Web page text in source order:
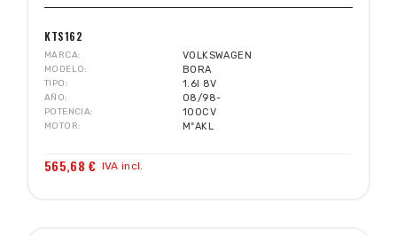
KTS162
MARCA VOLKSWAGEN
MODELO BORA
TIPO 1.6I 8V
AÑO 08/98-
POTENCIA 100CV
MOTOR MºAKL
565,68 € IVA incl.